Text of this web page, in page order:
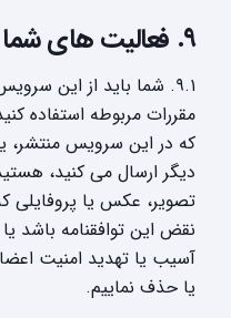
۹. فعالیت های شما
۹.۱. شما باید از این
مقررات مربوطه استفاده
که در این سرویس منتشر،
دیگر ارسال می کنید،
تصویر، عکس یا پروفایلی
نقض این توافقنامه باشد
آسیب یا تهدید امنیت اعضا
یا حذف نماییم.